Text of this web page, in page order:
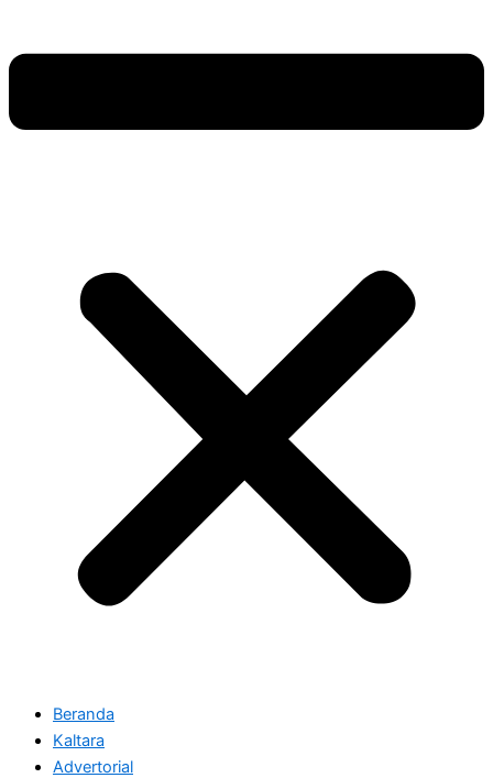
Beranda
Kaltara
Advertorial